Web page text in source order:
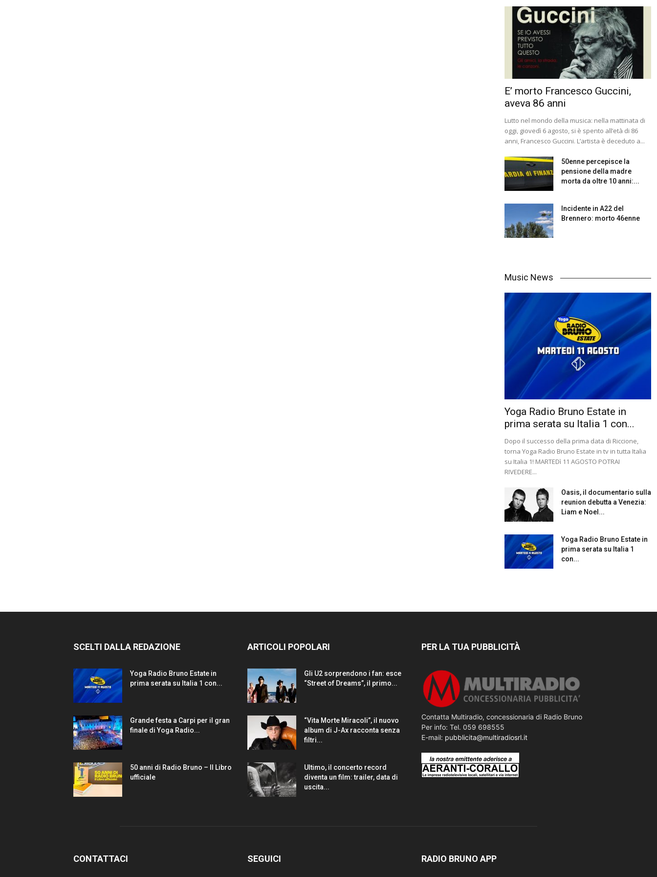
E’ morto Francesco Guccini,
aveva 86 anni
Lutto nel mondo della musica: nella mattinata di
oggi, giovedì 6 agosto, si è spento all’età di 86
anni, Francesco Guccini. L’artista è deceduto a...
50enne percepisce la
pensione della madre
morta da oltre 10 anni:...
Incidente in A22 del
Brennero: morto 46enne
Music News
Yoga Radio Bruno Estate in
prima serata su Italia 1 con...
Dopo il successo della prima data di Riccione,
torna Yoga Radio Bruno Estate in tv in tutta Italia
su Italia 1! MARTEDì 11 AGOSTO POTRAI
RIVEDERE...
Oasis, il documentario sulla
reunion debutta a Venezia:
Liam e Noel...
Yoga Radio Bruno Estate in
prima serata su Italia 1
con...
SCELTI DALLA REDAZIONE
Yoga Radio Bruno Estate in
prima serata su Italia 1 con...
Grande festa a Carpi per il gran
finale di Yoga Radio...
50 anni di Radio Bruno – Il Libro
ufficiale
ARTICOLI POPOLARI
Gli U2 sorprendono i fan: esce
“Street of Dreams”, il primo...
“Vita Morte Miracoli”, il nuovo
album di J-Ax racconta senza
filtri...
Ultimo, il concerto record
diventa un film: trailer, data di
uscita...
PER LA TUA PUBBLICITÀ
Contatta Multiradio, concessionaria di Radio Bruno
Per info: Tel. 059 698555
E-mail: pubblicita@multiradiosrl.it
CONTATTACI SEGUICI RADIO BRUNO APP